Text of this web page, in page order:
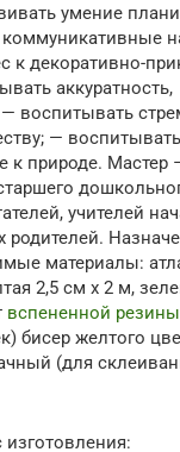
умение
коммуникативные
к декоративно-
аккуратность,
воспитывать
—
к природе. Мастер
учителей
родителей.
материалы:
2,5 см х 2 м,
вспененной
бисер желтого
(для